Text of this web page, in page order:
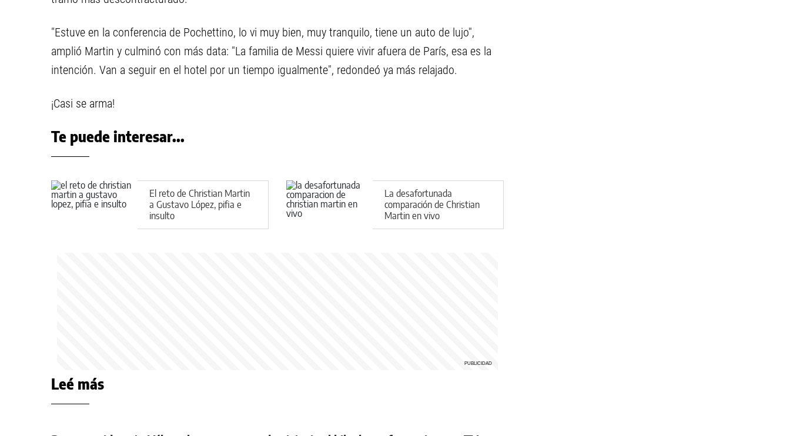
"Estuve en la conferencia de Pochettino, lo vi muy bien, muy tranquilo, tiene un auto de lujo",
amplió Martin y culminó con más data: "La familia de Messi quiere vivir afuera de París, esa es la
intención. Van a seguir en el hotel por un tiempo igualmente", redondeó ya más relajado.
¡Casi se arma!
Te puede interesar...
El reto de Christian Martin
a Gustavo López, pifia e
insulto
La desafortunada
comparación de Christian
Martin en vivo
Leé más